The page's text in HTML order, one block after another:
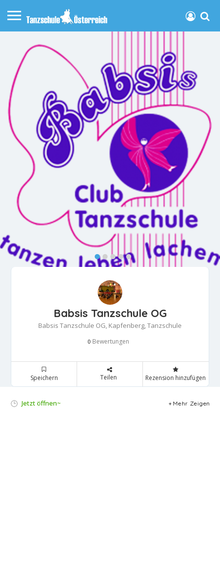
Babsis Tanzschule OG
Babsis Tanzschule OG, Kapfenberg, Tanzschule
0 Bewertungen
Speichern Teilen Rezension hinzufügen
Jetzt öffnen~ Mehr Zeigen